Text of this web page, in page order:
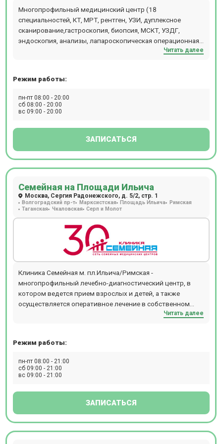
специальности, получить современный протокол
лечения. Врачи составляют схемы лечения, опираясь на
анамнез, возраст, пол, антропометрические показатели и
другие факторы, совокупно присутствующие в каждом
Измайловской, особенно актуально для семей: здесь
получит помощь каждый, от мала до велика.
Многопрофильный медицинский центр (18
специальностей, КТ, МРТ, рентген, УЗИ, дуплексное
сканирование,гастроскопия, биопсия, МСКТ, УЗДГ,
эндоскопия, анализы, лапароскопическая операционная,
стационар, реабилитация). Шаговая близость от метро
Читать далее
Режим работы:
пн-пт 08:00 - 20:00
сб 08:00 - 20:00
вс 09:00 - 20:00
ЗАПИСАТЬСЯ
Семейная на Площади Ильича
Москва, Сергия Радонежского, д. 5/2, стр. 1
Волгоградский пр-т Марксистская Площадь Ильича Римская
Таганская Чкаловская Серп и Молот
Клиника Семейная м. пл.Ильича/Римская -
многопрофильный лечебно-диагностический центр, в
котором ведется прием взрослых и детей, а также
осуществляется оперативное лечение в собственном
круглосуточном стационаре. Амбулаторное отделение
урология, физиотерапия, травматология и ортопедия,
гастроэнтерология, физиотерапия и т.д. Материальная
база стационара оснащена 2 операционными блоками,
высокого разрешения, что позволяет проводить все
гинекологии, проктологии, оториноларингологии,
Читать далее
Режим работы:
пн-пт 08:00 - 21:00
сб 09:00 - 21:00
вс 09:00 - 21:00
ЗАПИСАТЬСЯ